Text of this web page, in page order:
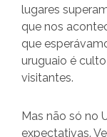
lugares
que nos
que
uruguaio é
visitantes.
Mas não só no
expectativas.